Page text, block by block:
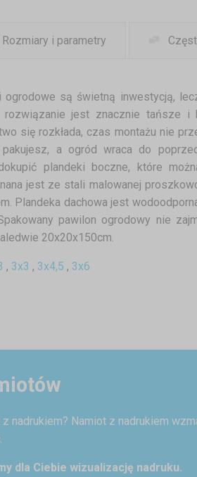
Rozmiary i parametry
ogrodowe są świetną inwestycją,
rozwiązanie jest znacznie tańsze i
się rozkłada, czas montażu nie
a ogród wraca do
plandeki boczne, które
jest ze stali malowanej
Plandeka dachowa jest
pawilon ogrodowy nie
20x20x150cm.
, 3x3 , 3x4,5 , 3x6
nadrukiem? Namiot z nadrukiem
dla Ciebie wizualizację nadruku.